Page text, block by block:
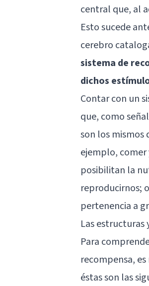
central que, al
Esto sucede
cerebro
sistema de
dichos
Contar con un
que, como
son los mismos
ejemplo,
posibilitan la
reproducirnos;
pertenencia a
Las estructuras
Para
recompensa,
éstas son las